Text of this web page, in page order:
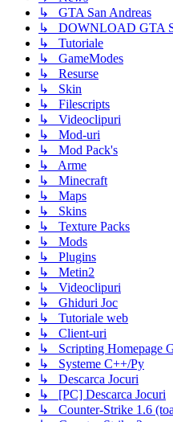
↳ GTA San Andreas
↳ DOWNLOAD GTA
↳ Tutoriale
↳ GameModes
↳ Resurse
↳ Skin
↳ Filescripts
↳ Videoclipuri
↳ Mod-uri
↳ Mod Pack's
↳ Arme
↳ Minecraft
↳ Maps
↳ Skins
↳ Texture Packs
↳ Mods
↳ Plugins
↳ Metin2
↳ Videoclipuri
↳ Ghiduri Joc
↳ Tutoriale web
↳ Client-uri
↳ Scripting Homepage
↳ Systeme C++/Py
↳ Descarca Jocuri
↳ [PC] Descarca Jocuri
↳ Counter-Strike 1.6